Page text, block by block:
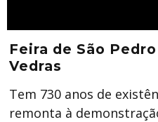
Feira de São
Vedras
Tem 730 anos de
remonta à